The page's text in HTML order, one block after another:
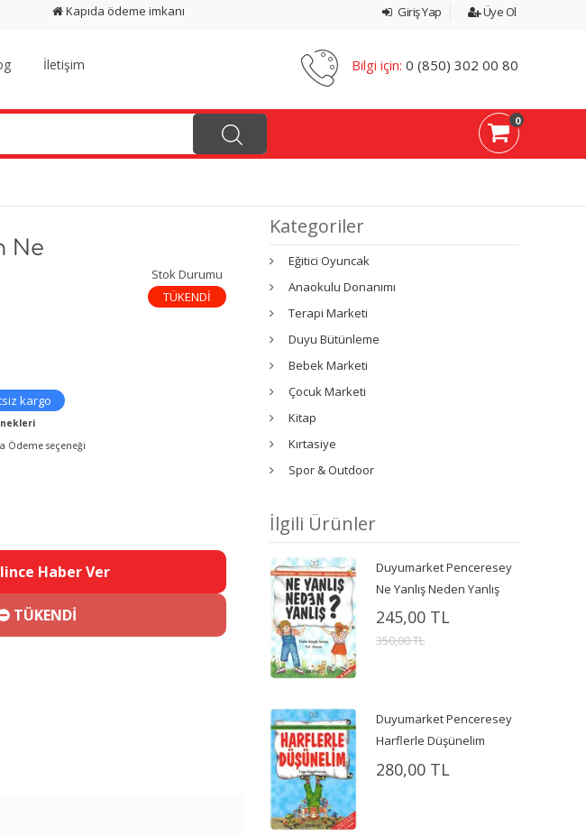
Kapıda ödeme imkanı Giriş Yap Üye Ol
İletişim Bilgi için: 0 (850) 302 00 80
0
Ne
Stok Durumu
TÜKENDİ
kargo
Ödeme seçeneği
Haber Ver
TÜKENDİ
Kategoriler
Eğitici Oyuncak
Anaokulu Donanımı
Terapi Marketi
Duyu Bütünleme
Bebek Marketi
Çocuk Marketi
Kitap
Kırtasiye
Spor & Outdoor
İlgili Ürünler
Duyumarket Penceresey
Ne Yanlış Neden Yanlış
245,00 TL
350,00 TL
Duyumarket Penceresey
Harflerle Düşünelim
280,00 TL